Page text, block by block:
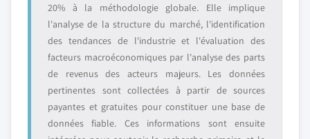
20% à la méthodologie globale. Elle implique
l'analyse de la structure du marché, l'identification
des tendances de l'industrie et l'évaluation des
facteurs macroéconomiques par l'analyse des parts
de revenus des acteurs majeurs. Les données
pertinentes sont collectées à partir de sources
payantes et gratuites pour constituer une base de
données fiable. Ces informations sont ensuite